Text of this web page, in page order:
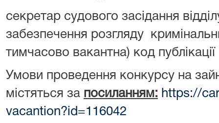
секретар судового засідання
забезпечення розгляду
тимчасово вакантна) код
Умови проведення конкурсу на
містяться за посиланням: https://
vacantion?id=116042